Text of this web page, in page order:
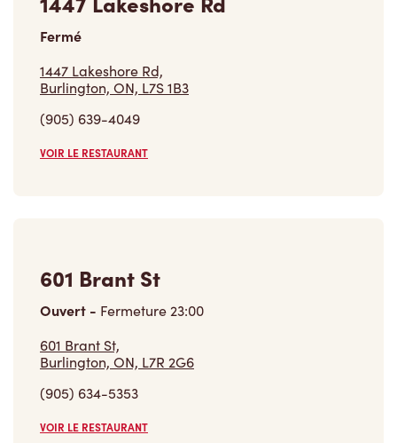
Fermé
1447 Lakeshore Rd,
Burlington, ON, L7S 1B3
(905) 639-4049
VOIR LE RESTAURANT
Ouvert-Fermeture
601 Brant St,
Burlington, ON, L7R 2G6
(905) 634-5353
VOIR LE RESTAURANT